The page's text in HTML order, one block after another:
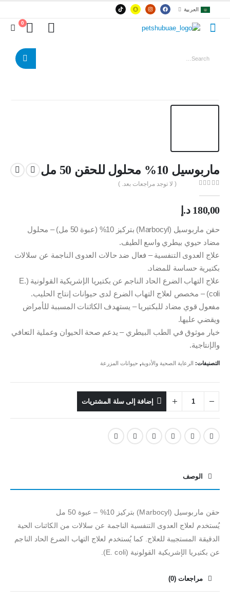
العربية
0
ماربوسيل 10% محلول للحقن 50 مل
( لا توجد مراجعات بعد. )
180,00 د.إ
حقن ماربوسيل (Marbocyl) بتركيز 10% (عبوة 50 مل) – محلول
مضاد حيوي بيطري واسع الطيف.
علاج العدوى التنفسية – فعال ضد حالات العدوى الناجمة عن سلالات
بكتيرية حساسة للمضاد.
علاج التهاب الضرع الحاد الناجم عن بكتيريا الإشريكية القولونية (E.
coli) – مخصص لعلاج التهاب الضرع لدى حيوانات إنتاج الحليب.
مفعول قوي مضاد للبكتيريا – يستهدف الكائنات المسببة للأمراض
ويقضي عليها.
خيار موثوق في الطب البيطري – يدعم صحة الحيوان وعملية التعافي
والإنتاجية.
التصنيفات: الرعاية الصحية والأدوية, حيوانات المزرعة
إضافة إلى سلة المشتريات
الوصف
حقن ماربوسيل (Marbocyl) بتركيز 10% – عبوة 50 مل
يُستخدم لعلاج العدوى التنفسية الناجمة عن سلالات من الكائنات الحية
الدقيقة المستجيبة للعلاج. كما يُستخدم لعلاج التهاب الضرع الحاد الناجم
عن بكتيريا الإشريكية القولونية (E. coli).
مراجعات (0)